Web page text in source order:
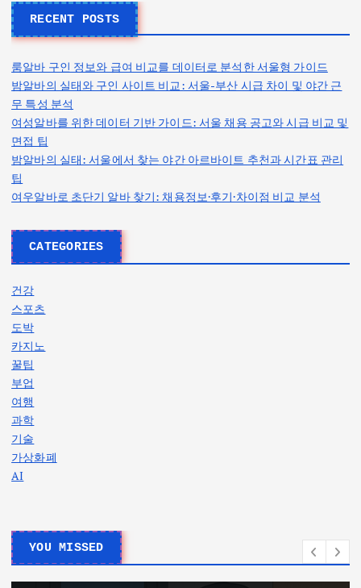
RECENT POSTS
룸알바 구인 정보와 급여 비교를 데이터로 분석한 서울형 가이드
밤알바의 실태와 구인 사이트 비교: 서울-부산 시급 차이 및 야간 근
무 특성 분석
여성알바를 위한 데이터 기반 가이드: 서울 채용 공고와 시급 비교 및
면접 팁
밤알바의 실태: 서울에서 찾는 야간 아르바이트 추천과 시간표 관리
팁
여우알바로 초단기 알바 찾기: 채용정보·후기·차이점 비교 분석
CATEGORIES
건강
스포츠
도박
카지노
꿀팁
부업
여행
과학
기술
가상화폐
AI
YOU MISSED